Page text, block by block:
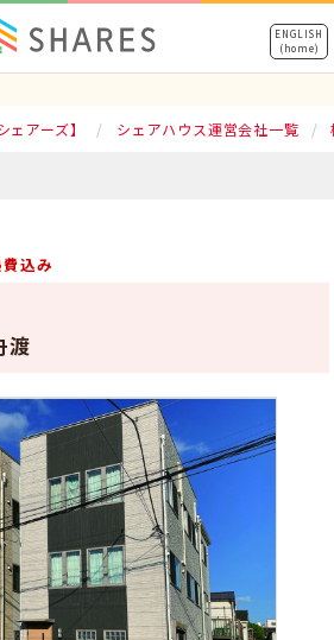
ENGLISH
(home)
アーズ】 シェアハウス運営会社一覧
込み
渡